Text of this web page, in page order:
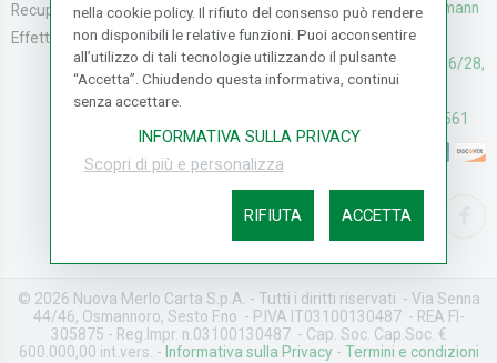
Recupera la Passwo...
Effettua un Reso
UFFICI: V. Senna 44/46, Osmann
oro Sesto F.no (FI)
CASH & CARRY: V. Senna 26/28,
Osmannoro Sesto F.no (FI)
Assistenza: (+39) 055374561
© 2026 Nuova Merlo Carta S.p.A. - Tutti i diritti riservati - Via Senna
44/46, Osmannoro, Sesto F.no - P.IVA IT03100130487 - REA FI-
305875 - Reg.Impr. n.03100130487 - Cap. Soc. Cap.Soc. €
600.000,00 int.vers. - Informativa sulla Privacy - Termini e condizioni
nella cookie policy. Il rifiuto del consenso può rendere
non disponibili le relative funzioni. Puoi acconsentire
all’utilizzo di tali tecnologie utilizzando il pulsante
“Accetta”. Chiudendo questa informativa, continui
senza accettare.
INFORMATIVA SULLA PRIVACY
Scopri di più e personalizza
RIFIUTA ACCETTA